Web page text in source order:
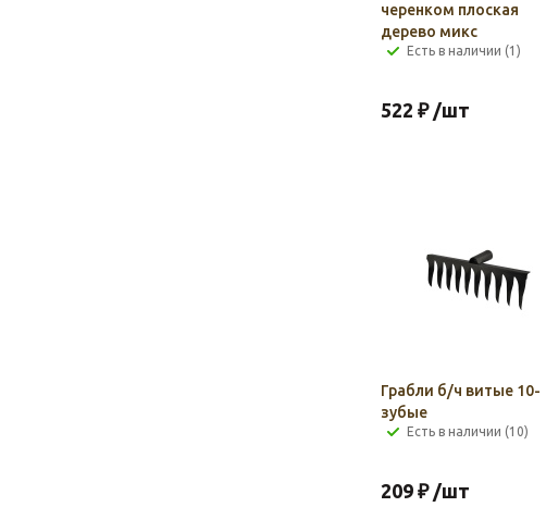
черенком плоская
дерево микс
Есть в наличии (1)
522 ₽ /шт
Грабли б/ч витые 10-
зубые
Есть в наличии (10)
209 ₽ /шт